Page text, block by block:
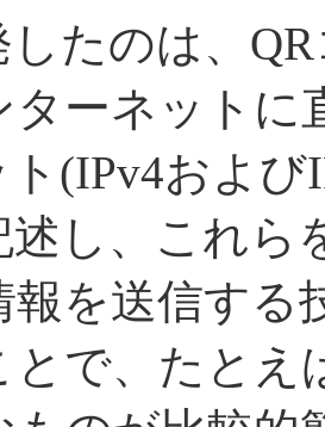
したのは、
ターネットに
(IPv4およ
述し、これら
報を送信する
とで、たとえ